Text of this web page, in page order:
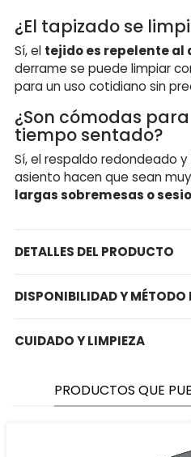
¿El tapizado se
Sí, el tejido es repelente al
derrame se puede limpiar
para un uso cotidiano sin
¿Son cómodas
tiempo sentado?
Sí, el respaldo redondeado
asiento hacen que sean muy
largas sobremesas o
DETALLES DEL PRODUCTO
DISPONIBILIDAD Y MÉTODO
CUIDADO Y LIMPIEZA
PRODUCTOS QUE